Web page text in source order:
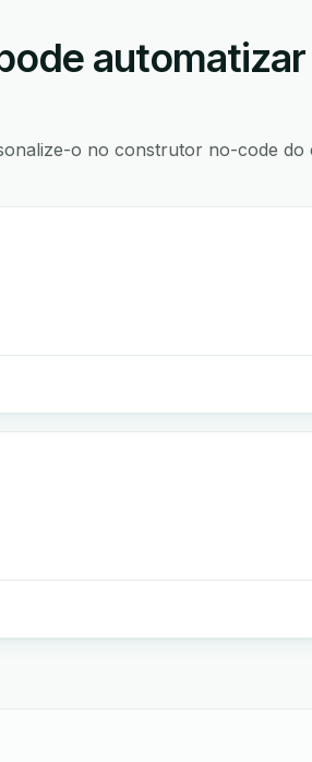
o no construtor no-code do